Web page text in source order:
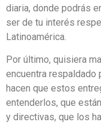
diaria, donde podrás
ser de tu interés
Latinoamérica.
Por último, quisiera
encuentra respaldado
hacen que estos
entenderlos, que
y directivas, que los